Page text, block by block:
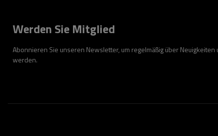
Werden Sie Mitglied
Abonnieren Sie unseren Newsletter, um regelmäßig über
werden.